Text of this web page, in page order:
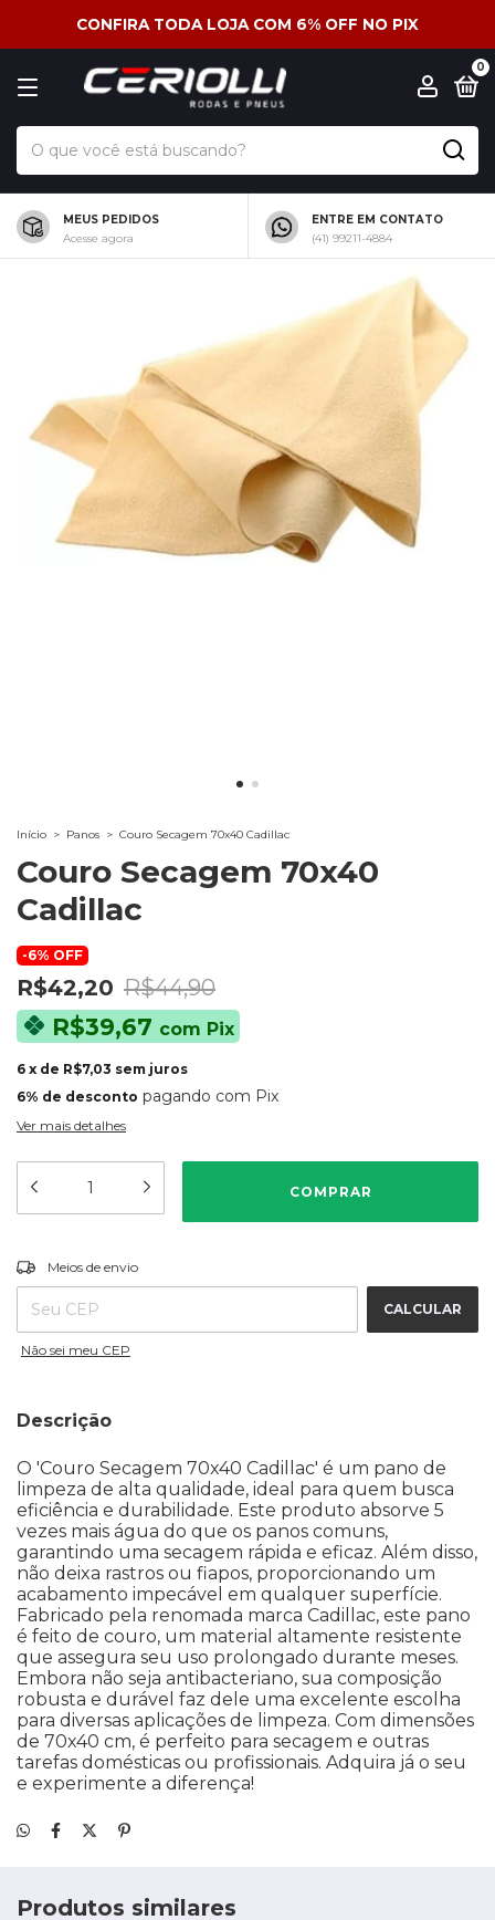
CONFIRA TODA LOJA COM 6% OFF NO PIX
0
MEUS PEDIDOS
Acesse agora
ENTRE EM CONTATO
(41) 99211-4884
Início > Panos > Couro Secagem 70x40 Cadillac
Couro Secagem 70x40
Cadillac
-6% OFF
R$42,20 R$44,90
R$39,67 com Pix
6 x de R$7,03 sem juros
6% de desconto pagando com Pix
Ver mais detalhes
Entregas para o CEP:
Meios de envio
CALCULAR
Não sei meu CEP
Descrição
O 'Couro Secagem 70x40 Cadillac' é um pano de
limpeza de alta qualidade, ideal para quem busca
eficiência e durabilidade. Este produto absorve 5
vezes mais água do que os panos comuns,
garantindo uma secagem rápida e eficaz. Além disso,
não deixa rastros ou fiapos, proporcionando um
acabamento impecável em qualquer superfície.
Fabricado pela renomada marca Cadillac, este pano
é feito de couro, um material altamente resistente
que assegura seu uso prolongado durante meses.
Embora não seja antibacteriano, sua composição
robusta e durável faz dele uma excelente escolha
para diversas aplicações de limpeza. Com dimensões
de 70x40 cm, é perfeito para secagem e outras
tarefas domésticas ou profissionais. Adquira já o seu
e experimente a diferença!
Produtos similares